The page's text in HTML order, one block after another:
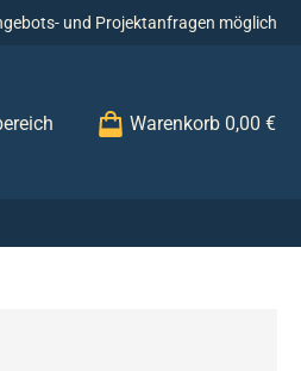
und Projektanfragen möglich
Warenkorb 0,00 €